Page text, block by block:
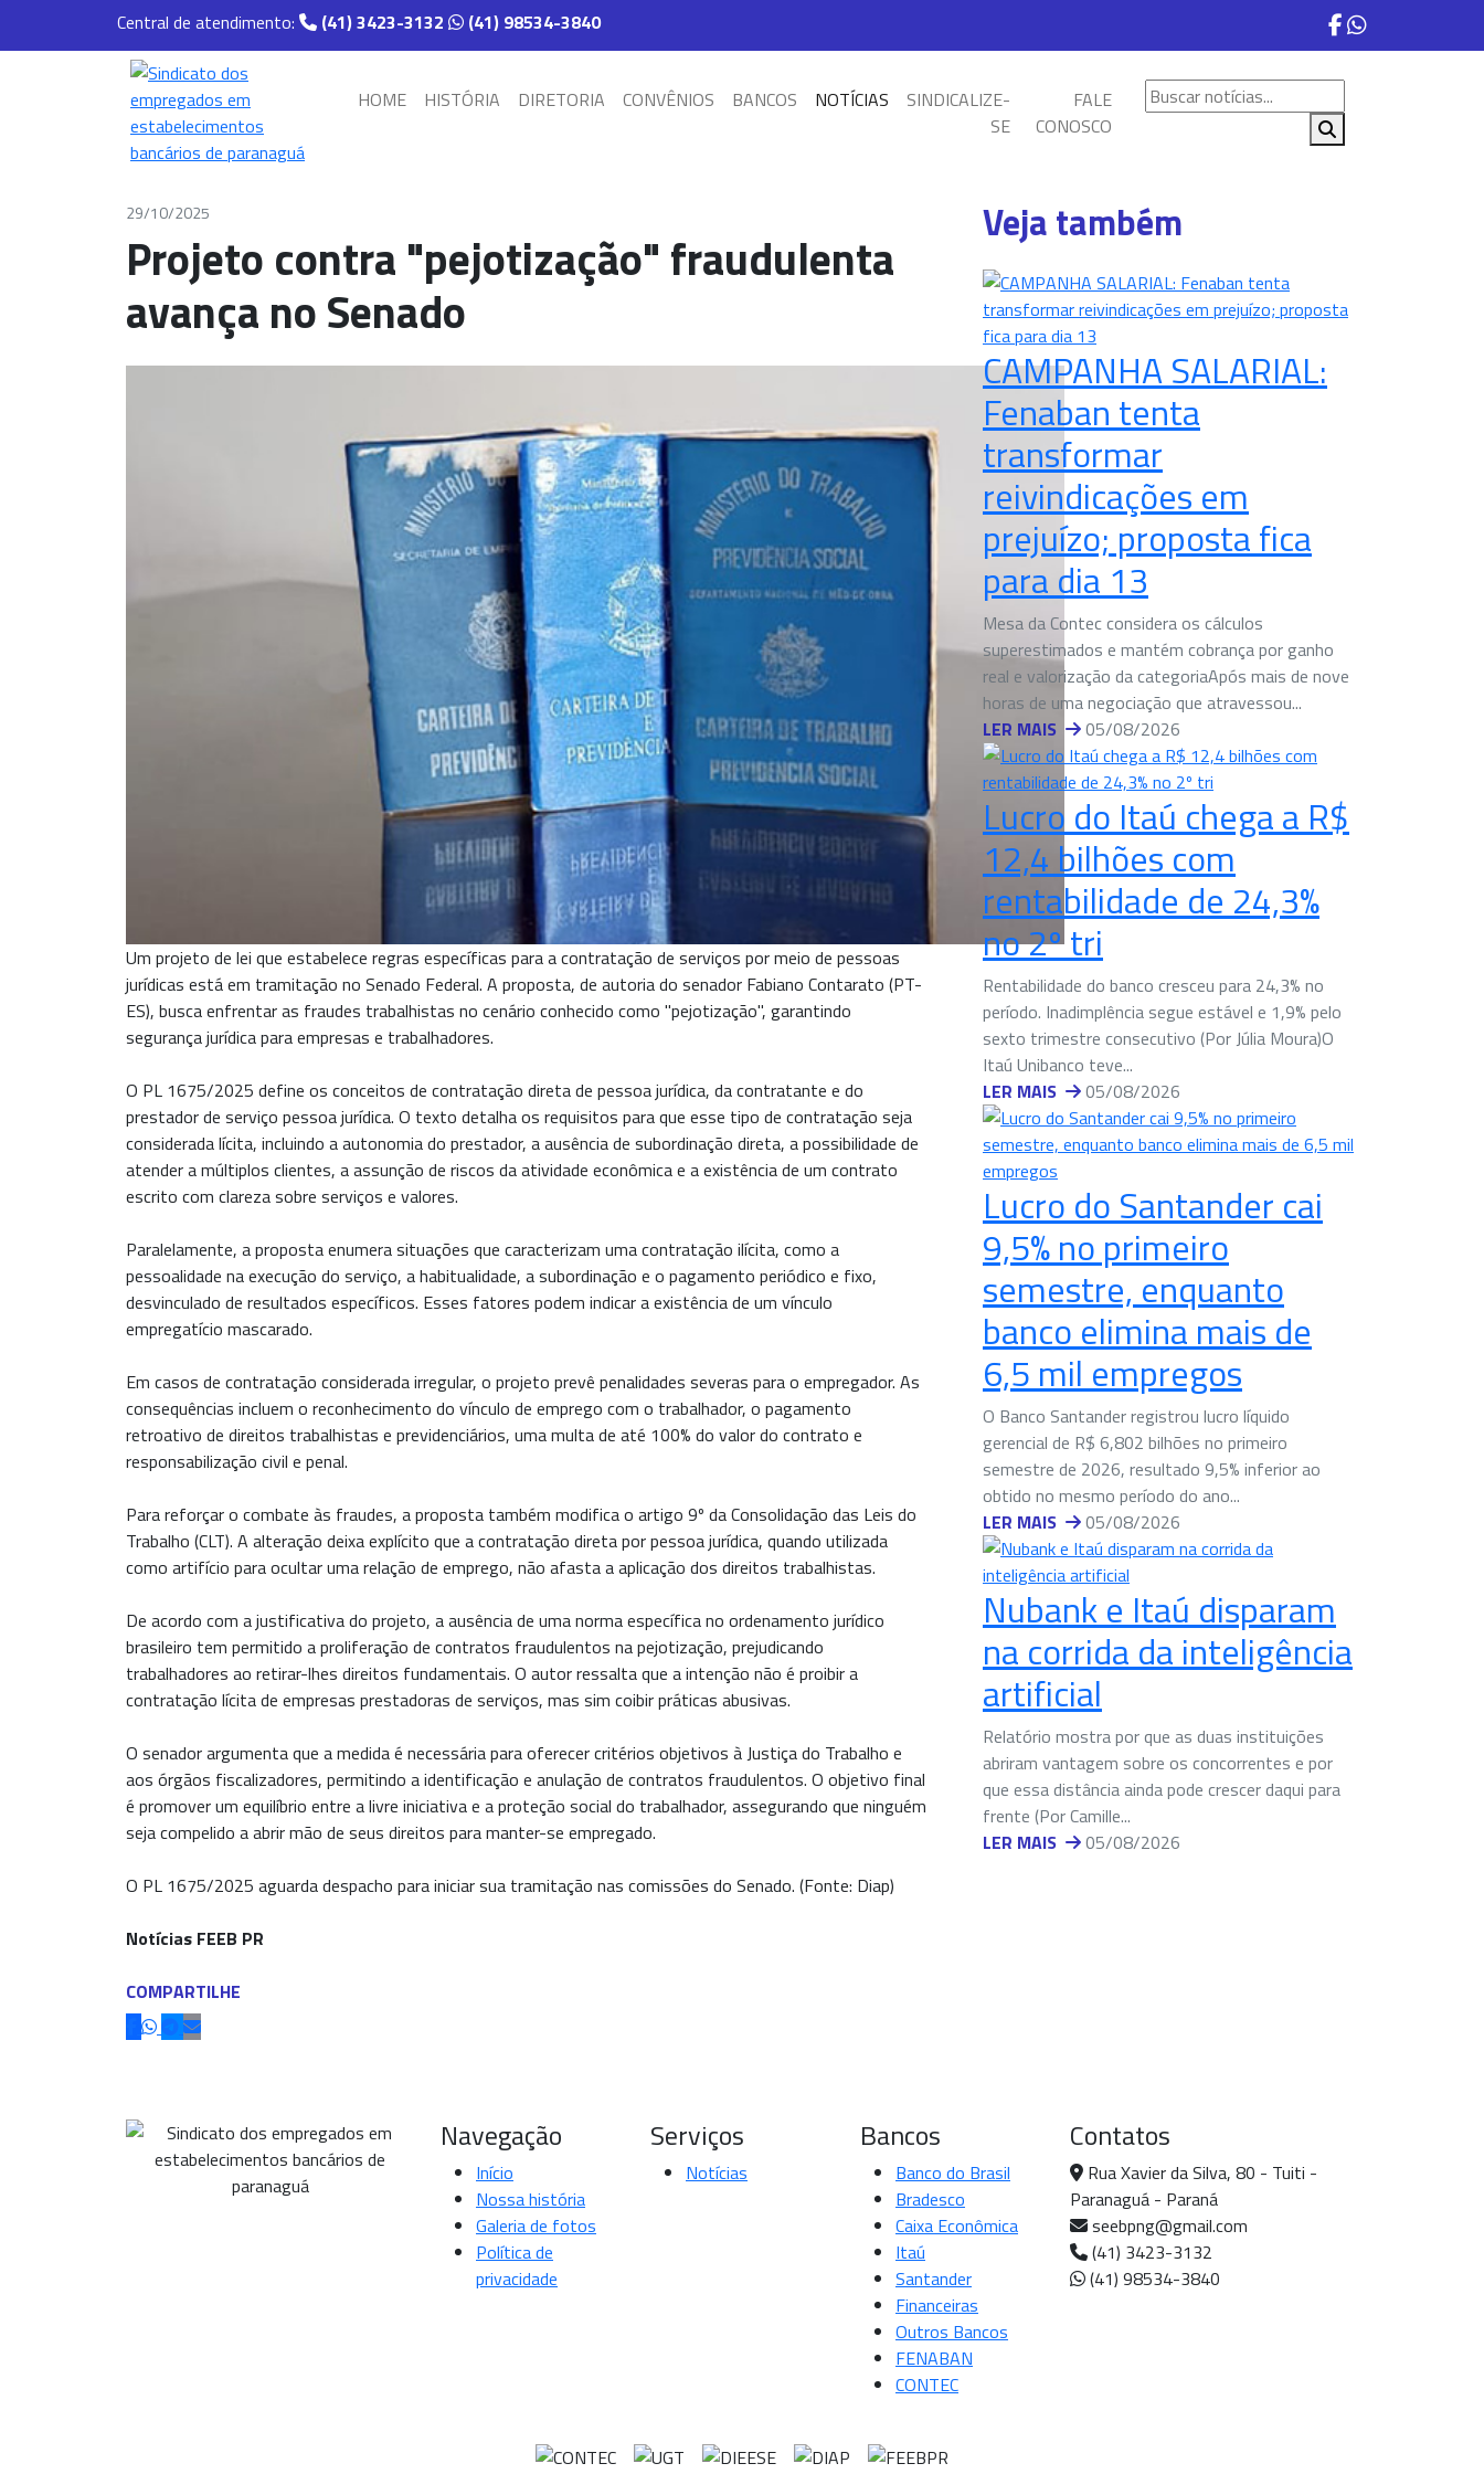
Central de atendimento: (41) 3423-3132 (41) 98534-3840
HOME HISTÓRIA DIRETORIA CONVÊNIOS BANCOS NOTÍCIAS
SINDICALIZE-
SE
FALE
CONOSCO
29/10/2025
Projeto contra "pejotização" fraudulenta
avança no Senado
Um projeto de lei que estabelece regras específicas para a contratação de serviços por meio de pessoas
jurídicas está em tramitação no Senado Federal. A proposta, de autoria do senador Fabiano Contarato (PT-
ES), busca enfrentar as fraudes trabalhistas no cenário conhecido como "pejotização", garantindo
segurança jurídica para empresas e trabalhadores.
O PL 1675/2025 define os conceitos de contratação direta de pessoa jurídica, da contratante e do
prestador de serviço pessoa jurídica. O texto detalha os requisitos para que esse tipo de contratação seja
considerada lícita, incluindo a autonomia do prestador, a ausência de subordinação direta, a possibilidade de
atender a múltiplos clientes, a assunção de riscos da atividade econômica e a existência de um contrato
escrito com clareza sobre serviços e valores.
Paralelamente, a proposta enumera situações que caracterizam uma contratação ilícita, como a
pessoalidade na execução do serviço, a habitualidade, a subordinação e o pagamento periódico e fixo,
desvinculado de resultados específicos. Esses fatores podem indicar a existência de um vínculo
empregatício mascarado.
Em casos de contratação considerada irregular, o projeto prevê penalidades severas para o empregador. As
consequências incluem o reconhecimento do vínculo de emprego com o trabalhador, o pagamento
retroativo de direitos trabalhistas e previdenciários, uma multa de até 100% do valor do contrato e
responsabilização civil e penal.
Para reforçar o combate às fraudes, a proposta também modifica o artigo 9º da Consolidação das Leis do
Trabalho (CLT). A alteração deixa explícito que a contratação direta por pessoa jurídica, quando utilizada
como artifício para ocultar uma relação de emprego, não afasta a aplicação dos direitos trabalhistas.
De acordo com a justificativa do projeto, a ausência de uma norma específica no ordenamento jurídico
brasileiro tem permitido a proliferação de contratos fraudulentos na pejotização, prejudicando
trabalhadores ao retirar-lhes direitos fundamentais. O autor ressalta que a intenção não é proibir a
contratação lícita de empresas prestadoras de serviços, mas sim coibir práticas abusivas.
O senador argumenta que a medida é necessária para oferecer critérios objetivos à Justiça do Trabalho e
aos órgãos fiscalizadores, permitindo a identificação e anulação de contratos fraudulentos. O objetivo final
é promover um equilíbrio entre a livre iniciativa e a proteção social do trabalhador, assegurando que ninguém
seja compelido a abrir mão de seus direitos para manter-se empregado.
O PL 1675/2025 aguarda despacho para iniciar sua tramitação nas comissões do Senado. (Fonte: Diap)
Notícias FEEB PR
COMPARTILHE
Veja também
CAMPANHA SALARIAL:
Fenaban tenta
transformar
reivindicações em
prejuízo; proposta fica
para dia 13
Mesa da Contec considera os cálculos
superestimados e mantém cobrança por ganho
real e valorização da categoriaApós mais de nove
horas de uma negociação que atravessou...
LER MAIS
05/08/2026
Lucro do Itaú chega a R$
12,4 bilhões com
rentabilidade de 24,3%
no 2º tri
Rentabilidade do banco cresceu para 24,3% no
período. Inadimplência segue estável e 1,9% pelo
sexto trimestre consecutivo (Por Júlia Moura)O
Itaú Unibanco teve...
LER MAIS
05/08/2026
Lucro do Santander cai
9,5% no primeiro
semestre, enquanto
banco elimina mais de
6,5 mil empregos
O Banco Santander registrou lucro líquido
gerencial de R$ 6,802 bilhões no primeiro
semestre de 2026, resultado 9,5% inferior ao
obtido no mesmo período do ano...
LER MAIS
05/08/2026
Nubank e Itaú disparam
na corrida da inteligência
artificial
Relatório mostra por que as duas instituições
abriram vantagem sobre os concorrentes e por
que essa distância ainda pode crescer daqui para
frente (Por Camille...
LER MAIS
05/08/2026
Navegação
Início
Nossa história
Galeria de fotos
Política de
privacidade
Serviços
Notícias
Bancos
Banco do Brasil
Bradesco
Caixa Econômica
Itaú
Santander
Financeiras
Outros Bancos
FENABAN
CONTEC
Contatos
Rua Xavier da Silva, 80 - Tuiti -
Paranaguá - Paraná
seebpng@gmail.com
(41) 3423-3132
(41) 98534-3840